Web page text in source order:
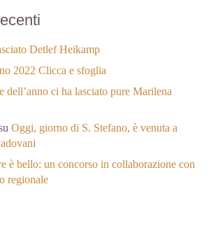
Detlef Heikamp
2022 Clicca e sfoglia
dell’anno ci ha lasciato pure Marilena
Oggi, giorno di S. Stefano, è venuta a
è bello: un concorso in collaborazione con
regionale